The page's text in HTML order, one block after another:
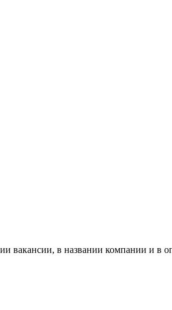
вакансии, в названии компании и в